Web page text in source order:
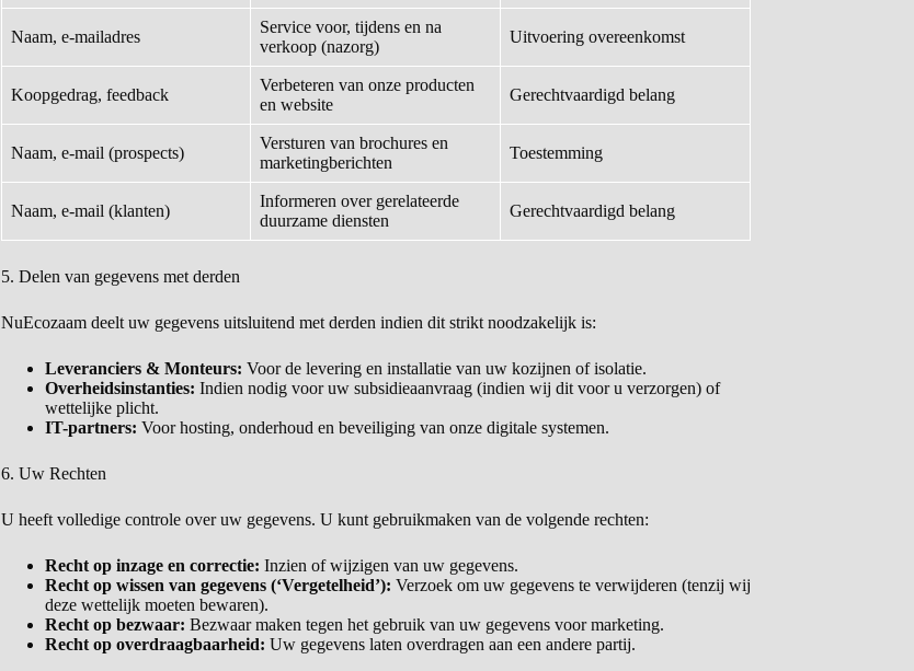
Naam, e-mailadres
Service voor, tijdens en na
verkoop (nazorg)
Uitvoering overeenkomst
Koopgedrag, feedback
Verbeteren van onze producten
en website
Gerechtvaardigd belang
Naam, e-mail (prospects)
Versturen van brochures en
marketingberichten
Toestemming
Naam, e-mail (klanten)
Informeren over gerelateerde
duurzame diensten
Gerechtvaardigd belang
5. Delen van gegevens met derden
NuEcozaam deelt uw gegevens uitsluitend met derden indien dit strikt noodzakelijk is:
Leveranciers & Monteurs: Voor de levering en installatie van uw kozijnen of isolatie.
Overheidsinstanties: Indien nodig voor uw subsidieaanvraag (indien wij dit voor u verzorgen) of
wettelijke plicht.
IT-partners: Voor hosting, onderhoud en beveiliging van onze digitale systemen.
6. Uw Rechten
U heeft volledige controle over uw gegevens. U kunt gebruikmaken van de volgende rechten:
Recht op inzage en correctie: Inzien of wijzigen van uw gegevens.
Recht op wissen van gegevens (‘Vergetelheid’): Verzoek om uw gegevens te verwijderen (tenzij wij
deze wettelijk moeten bewaren).
Recht op bezwaar: Bezwaar maken tegen het gebruik van uw gegevens voor marketing.
Recht op overdraagbaarheid: Uw gegevens laten overdragen aan een andere partij.